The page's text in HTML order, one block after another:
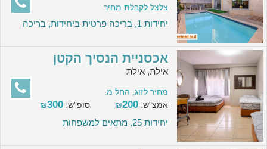
צלצל לקבלת מחיר
יחידות 1, בריכה פרטית ביחידות, בריכה
אכסניית הנסיך הקטן
אילת, אילת
מחיר לזוג, החל מ:
אמצ"ש:
₪200 סופ"ש: ₪300
יחידות 25, מתאים למשפחות